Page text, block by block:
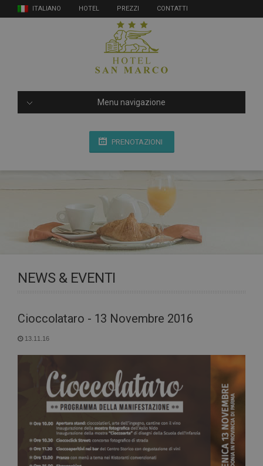
ITALIANO HOTEL PREZZI CONTATTI
Menu navigazione
PRENOTAZIONI
NEWS & EVENTI
Cioccolataro - 13 Novembre 2016
13.11.16